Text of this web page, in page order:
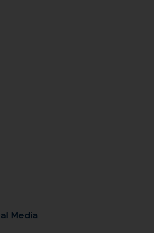
Me­dia